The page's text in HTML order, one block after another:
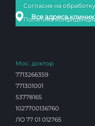
Все адреса клиник
Согласие на
Политика
Мос. доктор
7713266359
771301001
53778165
1027700136760
ЛО 77 01 012765